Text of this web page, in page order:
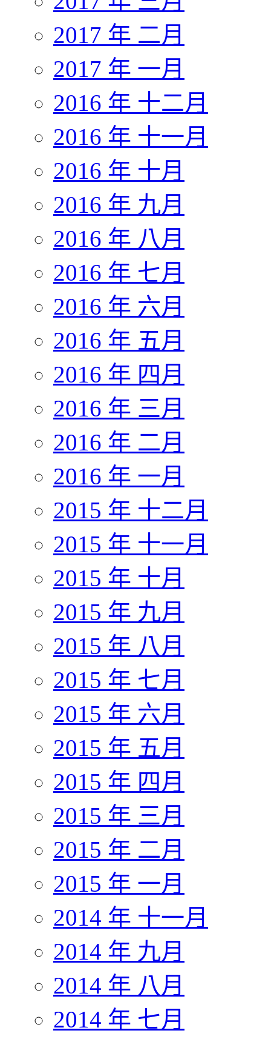
2017 年 二月
2017 年 一月
2016 年 十二月
2016 年 十一月
2016 年 十月
2016 年 九月
2016 年 八月
2016 年 七月
2016 年 六月
2016 年 五月
2016 年 四月
2016 年 三月
2016 年 二月
2016 年 一月
2015 年 十二月
2015 年 十一月
2015 年 十月
2015 年 九月
2015 年 八月
2015 年 七月
2015 年 六月
2015 年 五月
2015 年 四月
2015 年 三月
2015 年 二月
2015 年 一月
2014 年 十一月
2014 年 九月
2014 年 八月
2014 年 七月